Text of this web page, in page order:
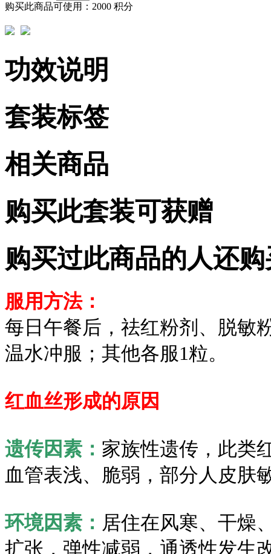
购买此商品可使用： 2000 积分
功效说明
套装标签
相关商品
购买此套装可获赠
购买过此商品的人还
服用方法：
每日午餐后，祛红粉剂、脱敏
温水冲服；其他各服1粒。
红血丝形成的原因
遗传因素： 家族性遗传，此类
血管表浅、脆弱，部分人皮肤
环境因素： 居住在风寒、干燥
扩张，弹性减弱，通透性发生